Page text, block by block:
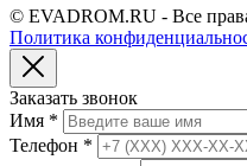
© EVADROM.RU - Все
Политика
Заказать звонок
Имя *
Телефон *